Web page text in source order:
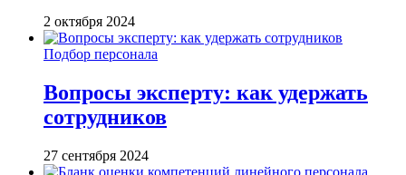
2 октября 2024
Подбор персонала
Вопросы эксперту: как удержать
сотрудников
27 сентября 2024